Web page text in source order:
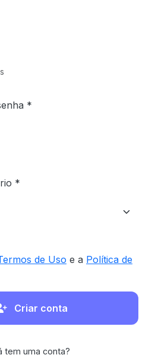
*
*
de Uso e a Política de
Criar conta
tem uma conta?